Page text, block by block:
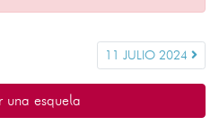
11 JULIO 2024
una esquela